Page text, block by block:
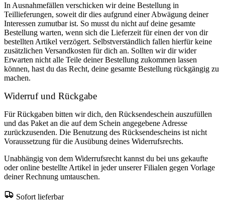
In Ausnahmefällen verschicken wir deine Bestellung in
Teillieferungen, soweit dir dies aufgrund einer Abwägung deiner
Interessen zumutbar ist. So musst du nicht auf deine gesamte
Bestellung warten, wenn sich die Lieferzeit für einen der von dir
bestellten Artikel verzögert. Selbstverständlich fallen hierfür keine
zusätzlichen Versandkosten für dich an. Sollten wir dir wider
Erwarten nicht alle Teile deiner Bestellung zukommen lassen
können, hast du das Recht, deine gesamte Bestellung rückgängig zu
machen.
Widerruf und Rückgabe
Für Rückgaben bitten wir dich, den Rücksendeschein auszufüllen
und das Paket an die auf dem Schein angegebene Adresse
zurückzusenden. Die Benutzung des Rücksendescheins ist nicht
Voraussetzung für die Ausübung deines Widerrufsrechts.
Unabhängig von dem Widerrufsrecht kannst du bei uns gekaufte
oder online bestellte Artikel in jeder unserer Filialen gegen Vorlage
deiner Rechnung umtauschen.
Sofort lieferbar